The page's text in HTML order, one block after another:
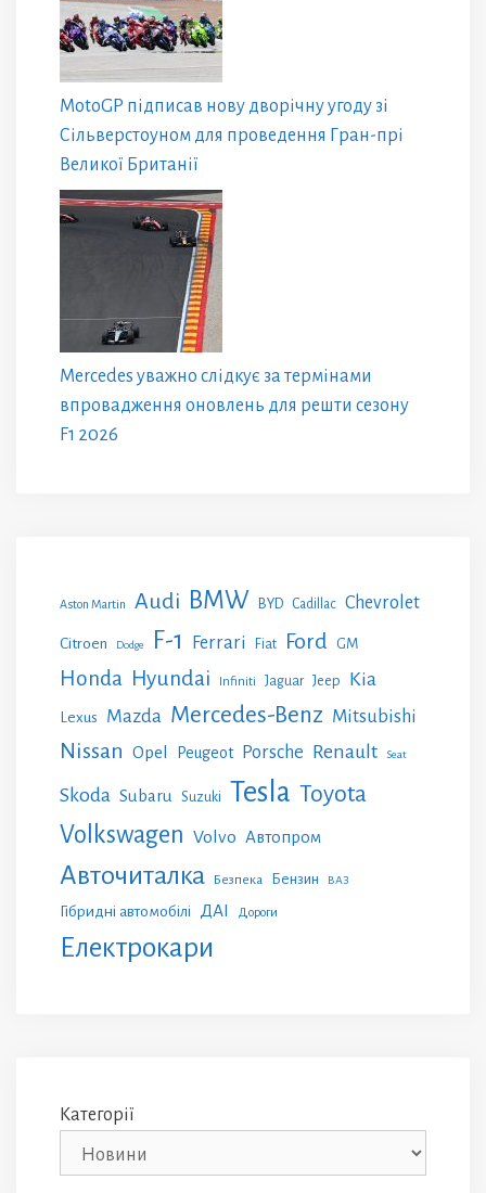
MotoGP підписав нову дворічну угоду зі
Сільверстоуном для проведення Гран-прі
Великої Британії
Mercedes уважно слідкує за термінами
впровадження оновлень для решти сезону
F1 2026
Aston Martin Audi BMW BYD Cadillac Chevrolet
Citroen Dodge F-1 Ferrari Fiat Ford GM
Honda Hyundai Infiniti Jaguar Jeep Kia
Lexus Mazda Mercedes-Benz Mitsubishi
Nissan Opel Peugeot Porsche Renault Seat
Skoda Subaru Suzuki Tesla Toyota
Volkswagen Volvo Автопром
Авточиталка Безпека Бензин ВАЗ
Гібридні автомобілі ДАІ Дороги
Електрокари
Категорії